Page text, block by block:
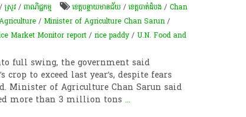
/​ស្រូវ​/ពាណិជ្ជកម្ម ​ខេត្តបន្ទាយមានជ័យ​/ខេត្តបាត់ដំបង /Chan
/Minister of Agriculture Chan Sarun/
Market Monitor report/rice paddy/U.N. Food and
full swing, the government said
to exceed last year’s, despite fears
of Agriculture Chan Sarun said
more than 3 million tons...